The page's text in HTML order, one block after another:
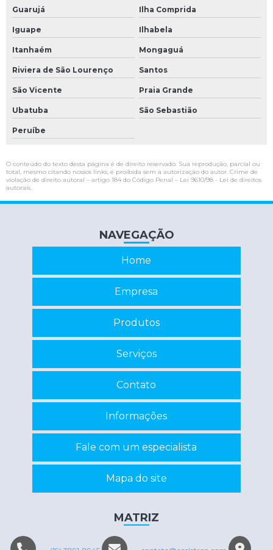
Teclado pc industrial
Teste de circuitos eletrônicos
Conserto cnc
Conversor tensão
Conversor tensão corrente
Empresa de manutenção de nobreak
Interface de comunicação serial
Interface serial rs232
Inversor de frequência conserto
Inversor de frequência manutenção
Manutenção de estabilizadores e nobreaks
Manutenção de nobreaks
Recuperação de circuitos eletrônicos
Reparo em eletrônicos
Guarujá Ilha Comprida
Iguape Ilhabela
Itanhaém Mongaguá
Riviera de São Lourenço Santos
São Vicente Praia Grande
Ubatuba São Sebastião
Peruíbe
O conteúdo do texto desta página é de direito reservado. Sua reprodução, parcial ou
total, mesmo citando nossos links, é proibida sem a autorização do autor. Crime de
violação de direito autoral – artigo 184 do Código Penal – Lei 9610/98 - Lei de direitos
autorais.
NAVEGAÇÃO
Home
Empresa
Produtos
Serviços
Contato
Informações
Fale com um especialista
Mapa do site
MATRIZ